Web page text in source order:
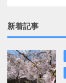
新着記事